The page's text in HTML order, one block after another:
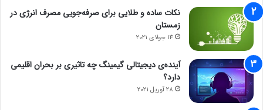
نکات ساده و طلایی برای صرفه‌جویی مصرف انرژی در
زمستان
14 جولای 2021
آینده‌ی دیجیتالی گیمینگ چه تاثیری بر بحران اقلیمی
دارد؟
28 آوریل 2021